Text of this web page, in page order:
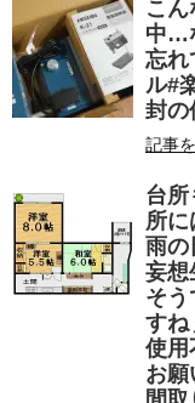
こ
中…
忘れ
ル#
封の
記事
台所
所に
雨の
妄想
そ
すね
使用
お願